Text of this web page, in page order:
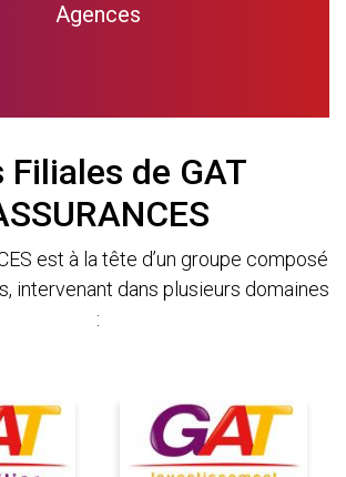
Agences
Filiales de GAT
est à la tête d’un groupe composé
intervenant dans plusieurs domaines
: